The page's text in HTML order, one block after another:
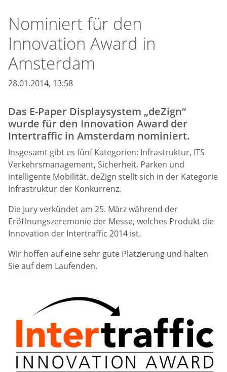
Nominiert für den
Innovation Award in
Amsterdam
28.01.2014, 13:58
Das E-Paper Displaysystem „deZign“
wurde für den Innovation Award der
Intertraffic in Amsterdam nominiert.
Insgesamt gibt es fünf Kategorien: Infrastruktur, ITS
Verkehrsmanagement, Sicherheit, Parken und
intelligente Mobilität. deZign stellt sich in der Kategorie
Infrastruktur der Konkurrenz.
Die Jury verkündet am 25. März während der
Eröffnungszeremonie der Messe, welches Produkt die
Innovation der Intertraffic 2014 ist.
Wir hoffen auf eine sehr gute Platzierung und halten
Sie auf dem Laufenden.